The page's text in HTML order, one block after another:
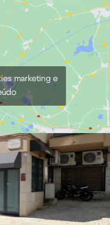
marketing e